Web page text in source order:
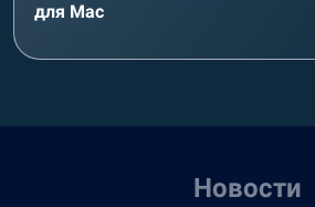
для Mac
Новости